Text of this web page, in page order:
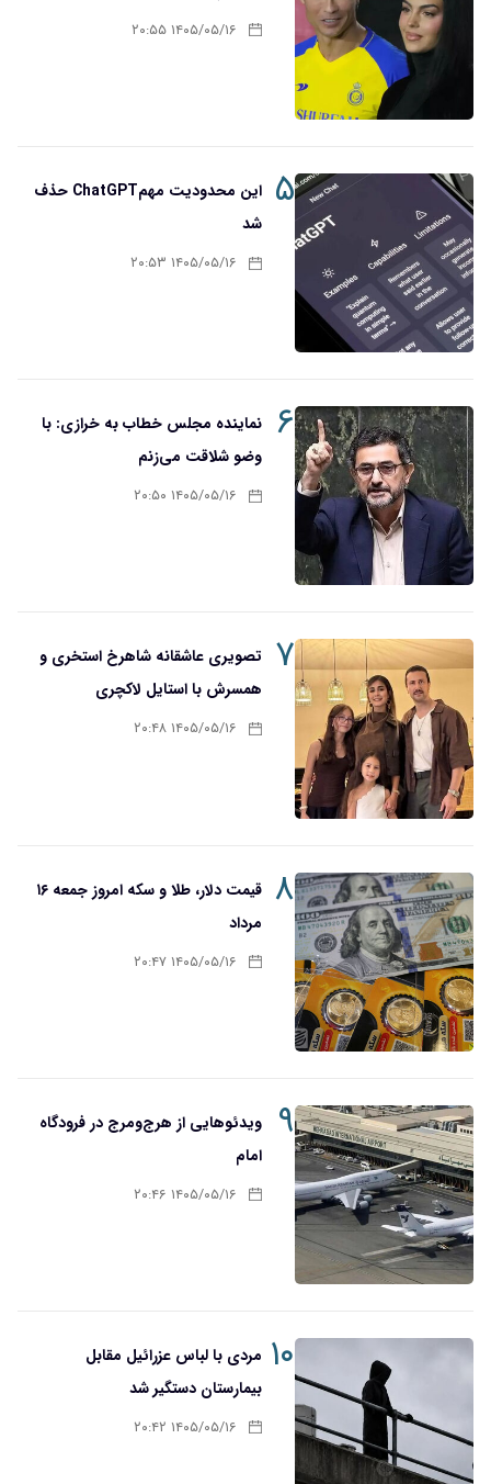
۱۴۰۵/۰۵/۱۶ ۲۰:۵۵
۵
این محدودیت مهمChatGPT حذف
شد
۱۴۰۵/۰۵/۱۶ ۲۰:۵۳
۶
نماینده مجلس خطاب به خرازی: با
وضو شلاقت می‌زنم
۱۴۰۵/۰۵/۱۶ ۲۰:۵۰
۷
تصویری عاشقانه شاهرخ استخری و
همسرش با استایل لاکچری
۱۴۰۵/۰۵/۱۶ ۲۰:۴۸
۸
قیمت دلار، طلا و سکه امروز جمعه ۱۶
مرداد
۱۴۰۵/۰۵/۱۶ ۲۰:۴۷
۹
ویدئوهایی از هرج‌ومرج در فرودگاه
امام
۱۴۰۵/۰۵/۱۶ ۲۰:۴۶
۱۰ مردی با لباس عزرائیل مقابل
بیمارستان دستگیر شد
۱۴۰۵/۰۵/۱۶ ۲۰:۴۲